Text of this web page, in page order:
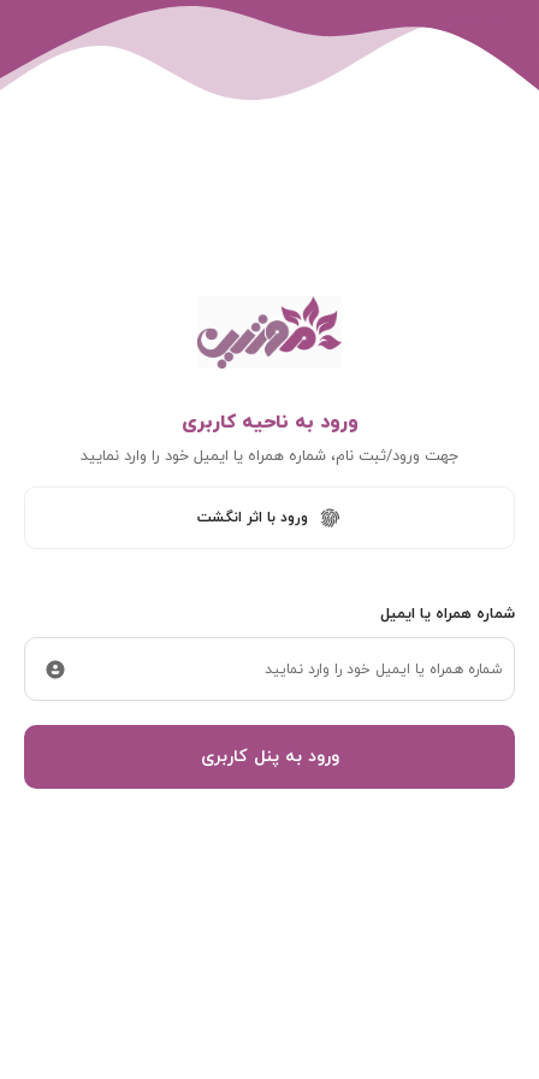
ورود به ناحیه کاربری
جهت ورود/ثبت نام، شماره همراه یا ایمیل خود را وارد نمایید
ورود با اثر انگشت
شماره همراه یا ایمیل
ورود به پنل کاربری